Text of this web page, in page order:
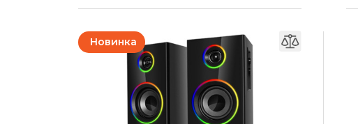
Новинка